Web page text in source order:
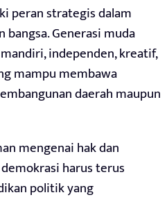
peran strategis dalam
Generasi muda
independen, kreatif,
mampu membawa
daerah maupun
mengenai hak dan
harus terus
politik yang